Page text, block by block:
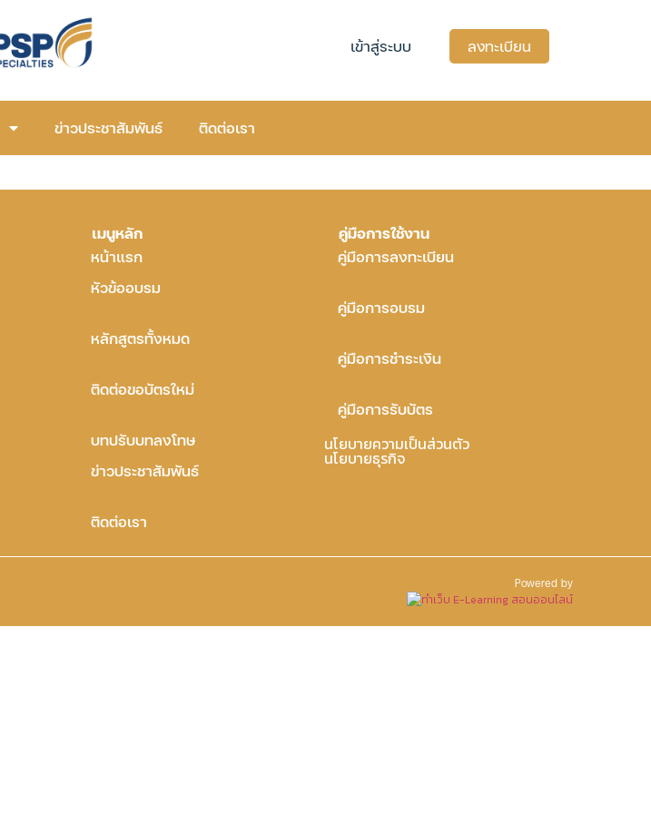
เข้าสู่ระบบ ลงทะเบียน
ข่าวประชาสัมพันธ์
ติดต่อเรา
เมนูหลัก
หน้าแรก
หัวข้ออบรม
หลักสูตรทั้งหมด
ติดต่อขอบัตรใหม่
บทปรับบทลงโทษ
ข่าวประชาสัมพันธ์
ติดต่อเรา
คู่มือการใช้งาน
คู่มือการลงทะเบียน
คู่มือการอบรม
คู่มือการชำระเงิน
คู่มือการรับบัตร
นโยบายความเป็นส่วนตัว
นโยบายธุรกิจ
Powered by